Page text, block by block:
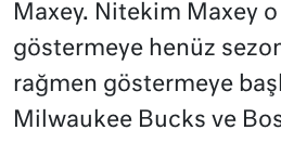
Maxey. Nitekim Maxey
göstermeye henüz
rağmen göstermeye
Milwaukee Bucks ve